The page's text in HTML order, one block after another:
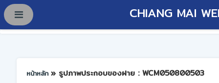
CHIANG MAI
หน้าหลัก » รูปภาพประกอบของฝาย : WCM050800503